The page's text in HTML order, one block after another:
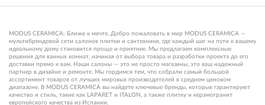
MODUS CERAMICA: Ближе к мечте. Добро пожаловать в мир MODUS CERAMICA —
мультибрендовой сети салонов плитки и сантехники, где каждый шаг на пути к вашему
идеальному дому становится проще и приятнее. Мы предлагаем комплексные
решения для ванных комнат, начиная от выбора товара и разработки проекта до его
доставки прямо к вам. Наши салоны — это не просто магазины, это ваш надежный
партнер в дизайне и ремонте. Мы гордимся тем, что собрали самый большой
ассортимент товаров от лучших мировых производителей в среднем ценовом
диапазоне. В MODUS CERAMICA вы найдете ключевые бренды, которые гарантируют
качество и стиль, такие как LAPARET и ITALON, а также плитку и керамогранит
европейского качества из Испании.